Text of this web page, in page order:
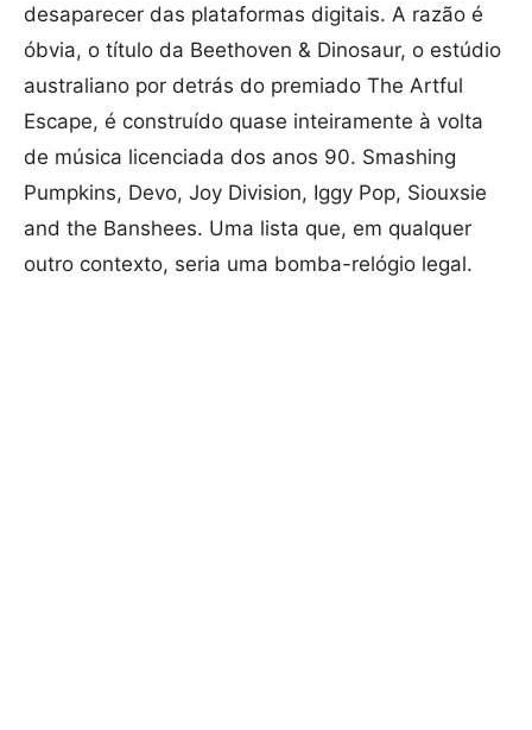
desaparecer das plataformas digitais. A razão é
óbvia, o título da Beethoven & Dinosaur, o estúdio
australiano por detrás do premiado The Artful
Escape, é construído quase inteiramente à volta
de música licenciada dos anos 90. Smashing
Pumpkins, Devo, Joy Division, Iggy Pop, Siouxsie
and the Banshees. Uma lista que, em qualquer
outro contexto, seria uma bomba-relógio legal.